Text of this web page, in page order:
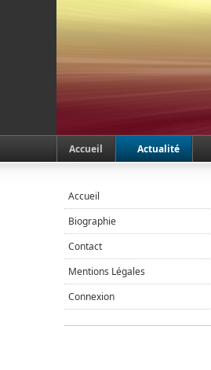
Accueil Actualité
Accueil
Biographie
Contact
Mentions Légales
Connexion